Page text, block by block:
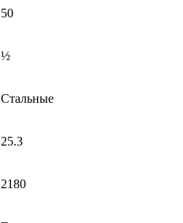
50
½
Стальные
25.3
2180